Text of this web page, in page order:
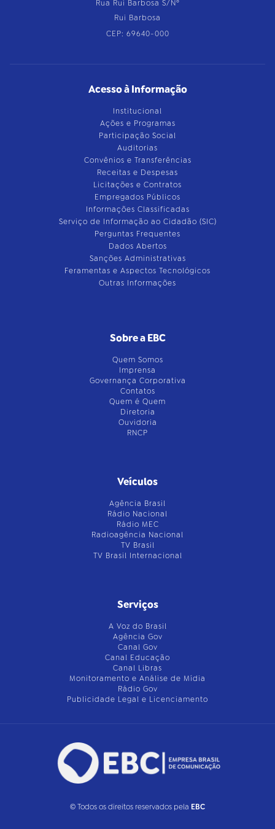
Rua Rui Barbosa S/Nº
Rui Barbosa
CEP: 69640-000
Acesso à Informação
Institucional
Ações e Programas
Participação Social
Auditorias
Convênios e Transferências
Receitas e Despesas
Licitações e Contratos
Empregados Públicos
Informações Classificadas
Serviço de Informação ao Cidadão (SIC)
Perguntas Frequentes
Dados Abertos
Sanções Administrativas
Feramentas e Aspectos Tecnológicos
Outras Informações
Sobre a EBC
Quem Somos
Imprensa
Governança Corporativa
Contatos
Quem é Quem
Diretoria
Ouvidoria
RNCP
Veículos
Agência Brasil
Rádio Nacional
Rádio MEC
Radioagência Nacional
TV Brasil
TV Brasil Internacional
Serviços
A Voz do Brasil
Agência Gov
Canal Gov
Canal Educação
Canal Libras
Monitoramento e Análise de Mídia
Rádio Gov
Publicidade Legal e Licenciamento
© Todos os direitos reservados pela EBC